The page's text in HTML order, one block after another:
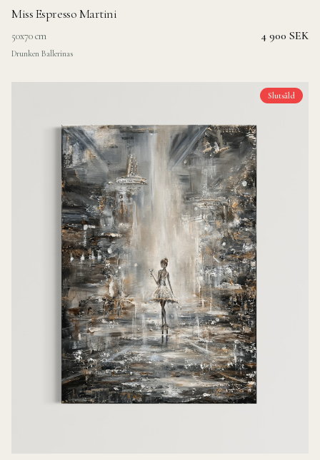
Miss Espresso Martini
50x70 cm 4 900 SEK
Drunken Ballerinas
Slutsåld